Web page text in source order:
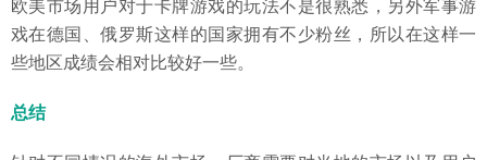
欧美市场用户对于卡牌游戏的玩法不是很熟悉，另外军事游
戏在德国、俄罗斯这样的国家拥有不少粉丝，所以在这样一
些地区成绩会相对比较好一些。
总结